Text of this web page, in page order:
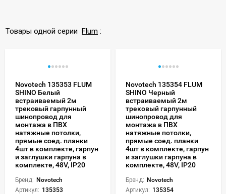
Товары одной серии Flum :
Novotech 135353 FLUM
SHINO Белый
встраиваемый 2м
трековый гарпунный
шинопровод для
монтажа в ПВХ
натяжные потолки,
прямые соед. планки
4шт в комплекте, гарпун
и заглушки гарпуна в
комплекте, 48V, IP20
Бренд: Novotech
Артикул: 135353
Novotech 135354 FLUM
SHINO Черный
встраиваемый 2м
трековый гарпунный
шинопровод для
монтажа в ПВХ
натяжные потолки,
прямые соед. планки
4шт в комплекте, гарпун
и заглушки гарпуна в
комплекте, 48V, IP20
Бренд: Novotech
Артикул: 135354